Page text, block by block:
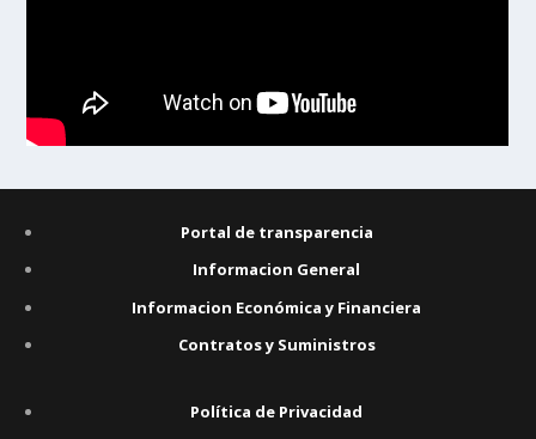
Portal de transparencia
Informacion General
Informacion Económica y Financiera
Contratos y Suministros
Política de Privacidad